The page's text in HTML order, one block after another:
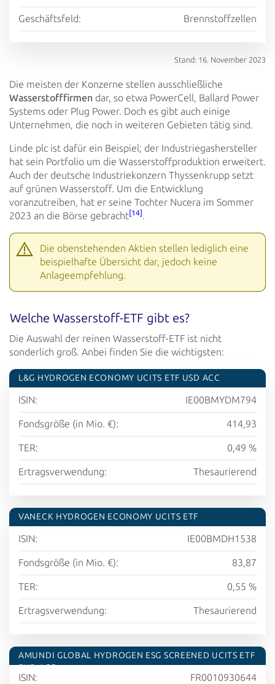
Geschäftsfeld: Brennstoffzellen
Stand: 16. November 2023
Die meisten der Konzerne stellen ausschließliche
Wasserstofffirmen dar, so etwa PowerCell, Ballard Power
Systems oder Plug Power. Doch es gibt auch einige
Unternehmen, die noch in weiteren Gebieten tätig sind.
Linde plc ist dafür ein Beispiel; der Industriegashersteller
hat sein Portfolio um die Wasserstoffproduktion erweitert.
Auch der deutsche Industriekonzern Thyssenkrupp setzt
auf grünen Wasserstoff. Um die Entwicklung
voranzutreiben, hat er seine Tochter Nucera im Sommer
2023 an die Börse gebracht[14].
Die obenstehenden Aktien stellen lediglich eine
beispielhafte Übersicht dar, jedoch keine
Anlageempfehlung.
Welche Wasserstoff-ETF gibt es?
Die Auswahl der reinen Wasserstoff-ETF ist nicht
sonderlich groß. Anbei finden Sie die wichtigsten:
L&G HYDROGEN ECONOMY UCITS ETF USD ACC
ISIN: IE00BMYDM794
Fondsgröße (in Mio. €): 414,93
TER: 0,49 %
Ertragsverwendung: Thesaurierend
VANECK HYDROGEN ECONOMY UCITS ETF
ISIN: IE00BMDH1538
Fondsgröße (in Mio. €): 83,87
TER: 0,55 %
Ertragsverwendung: Thesaurierend
AMUNDI GLOBAL HYDROGEN ESG SCREENED UCITS ETF
EUR ACC
ISIN: FR0010930644